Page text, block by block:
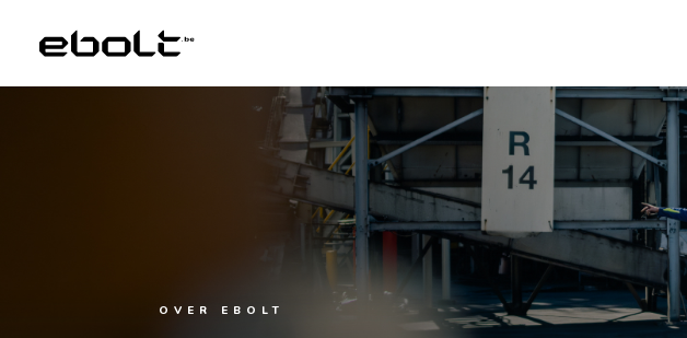
OVER EBOLT